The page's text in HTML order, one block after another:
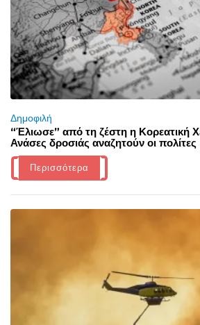
Δημοφιλή
“Έλιωσε” από τη ζέστη η Κορεατική
Ανάσες δροσιάς αναζητούν οι πολίτες
Περισσότερα